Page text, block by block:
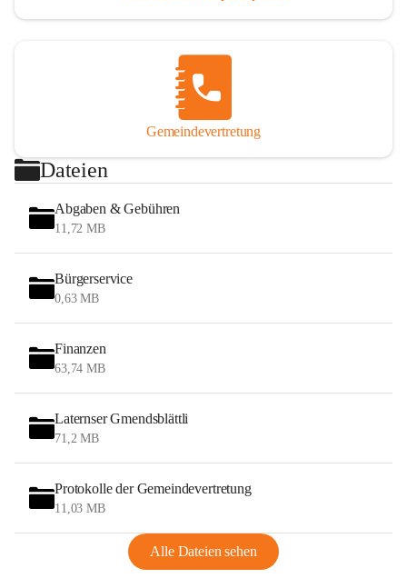
Gemeindevertretung
Dateien
Abgaben & Gebühren
11,72 MB
Bürgerservice
0,63 MB
Finanzen
63,74 MB
Laternser Gmendsblättli
71,2 MB
Protokolle der Gemeindevertretung
11,03 MB
Alle Dateien sehen